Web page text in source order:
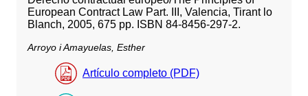
European Contract Law Part. III, Valencia, Tirant lo
Blanch, 2005, 675 pp. ISBN 84-8456-297-2.
Arroyo i Amayuelas, Esther
Artículo completo (PDF)